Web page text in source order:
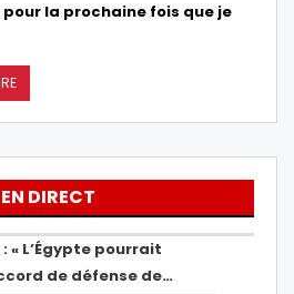
la prochaine fois que je
EN DIRECT
« L’Égypte pourrait
de défense de…